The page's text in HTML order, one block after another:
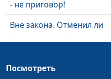
- не приговор!
Вне закона. Отменил ли
Христос закон?
отсутствие мира
Посмотреть